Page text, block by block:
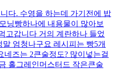
다. 수영을 하는데 가기전에 밥
닝빵하나에 내용물이 많아보
고갑니다 거의 계란하나 들었
엄청나구요 레시피는 빵5개
네즈는 2큰술정도? 많이넣는걸
홀그레인머스터드 작은큰술